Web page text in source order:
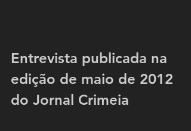
Entrevista publicada na
edição de maio de 2012
do Jornal Crimeia